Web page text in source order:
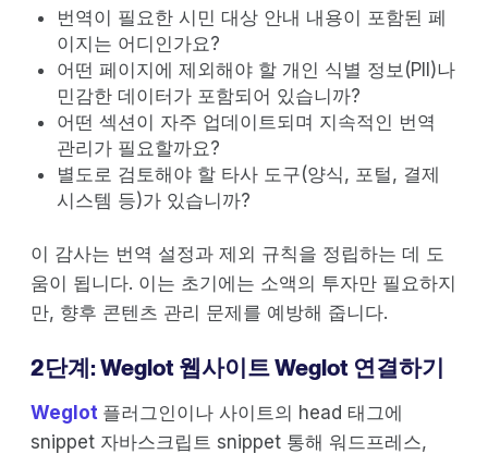
번역이 필요한 시민 대상 안내 내용이 포함된 페
이지는 어디인가요?
어떤 페이지에 제외해야 할 개인 식별 정보(PII)나
민감한 데이터가 포함되어 있습니까?
어떤 섹션이 자주 업데이트되며 지속적인 번역
관리가 필요할까요?
별도로 검토해야 할 타사 도구(양식, 포털, 결제
시스템 등)가 있습니까?
이 감사는 번역 설정과 제외 규칙을 정립하는 데 도
움이 됩니다. 이는 초기에는 소액의 투자만 필요하지
만, 향후 콘텐츠 관리 문제를 예방해 줍니다.
2단계: Weglot 웹사이트 Weglot 연결하기
Weglot 플러그인이나 사이트의 head 태그에
snippet 자바스크립트 snippet 통해 워드프레스,